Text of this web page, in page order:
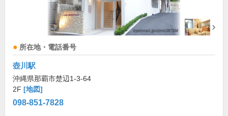
所在地・電話番号
壺川駅
沖縄県那覇市楚辺1-3-64
2F [地図]
098-851-7828